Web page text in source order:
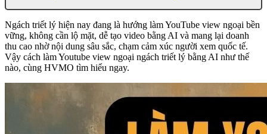
Ngách triết lý hiện nay đang là hướng làm YouTube view ngoại bền
vững, không cần lộ mặt, dễ tạo video bằng AI và mang lại doanh
thu cao nhờ nội dung sâu sắc, chạm cảm xúc người xem quốc tế.
Vậy cách làm Youtube view ngoại ngách triết lý bằng AI như thế
nào, cùng HVMO tìm hiểu ngay.